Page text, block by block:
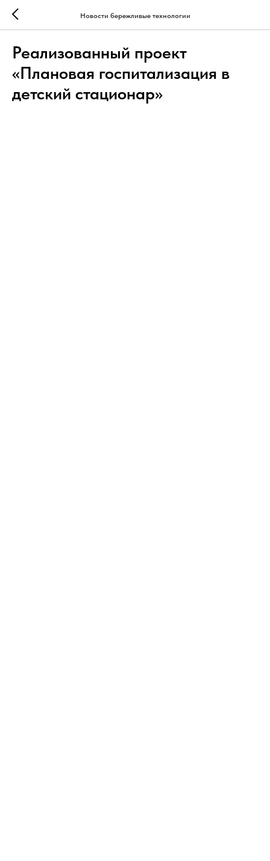
Новости бережливые технологии
Реализованный проект
«Плановая госпитализация в
детский стационар»